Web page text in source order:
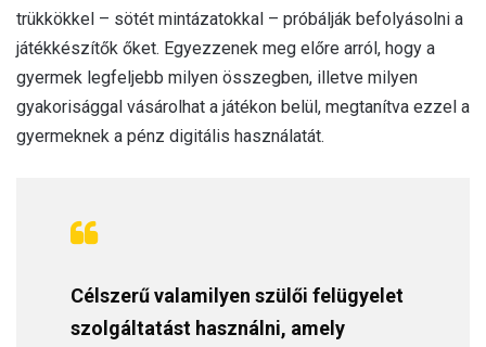
trükkökkel – sötét mintázatokkal – próbálják befolyásolni a
játékkészítők őket. Egyezzenek meg előre arról, hogy a
gyermek legfeljebb milyen összegben, illetve milyen
gyakorisággal vásárolhat a játékon belül, megtanítva ezzel a
gyermeknek a pénz digitális használatát.
Célszerű valamilyen szülői felügyelet
szolgáltatást használni, amely